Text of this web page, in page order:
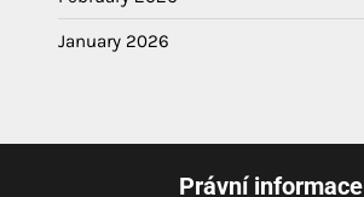
January 2026
Právní informace